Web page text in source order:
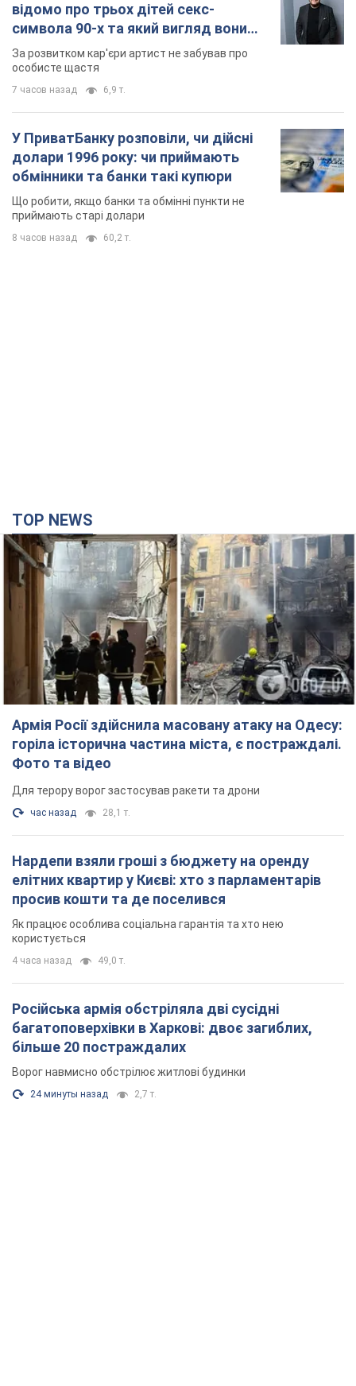
відомо про трьох дітей секс-
символа 90-х та який вигляд вони
мають
За розвитком кар'єри артист не забував про
особисте щастя
7 часов назад 6,9 т.
У ПриватБанку розповіли, чи дійсні
долари 1996 року: чи приймають
обмінники та банки такі купюри
Що робити, якщо банки та обмінні пункти не
приймають старі долари
8 часов назад 60,2 т.
TOP NEWS
Армія Росії здійснила масовану атаку на Одесу:
горіла історична частина міста, є постраждалі.
Фото та відео
Для терору ворог застосував ракети та дрони
час назад 28,1 т.
Нардепи взяли гроші з бюджету на оренду
елітних квартир у Києві: хто з парламентарів
просив кошти та де поселився
Як працює особлива соціальна гарантія та хто нею
користується
4 часа назад 49,0 т.
Російська армія обстріляла дві сусідні
багатоповерхівки в Харкові: двоє загиблих,
більше 20 постраждалих
Ворог навмисно обстрілює житлові будинки
24 минуты назад 2,7 т.